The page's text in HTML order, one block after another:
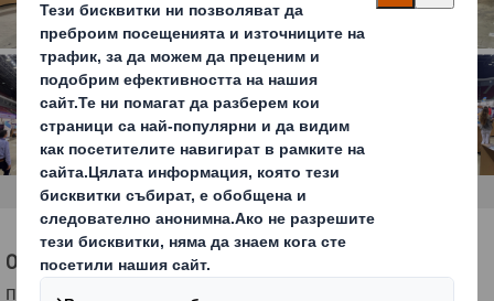
09 април 2024 г., гр. София
проведе Balkan e-Commerce Summit 2024, като